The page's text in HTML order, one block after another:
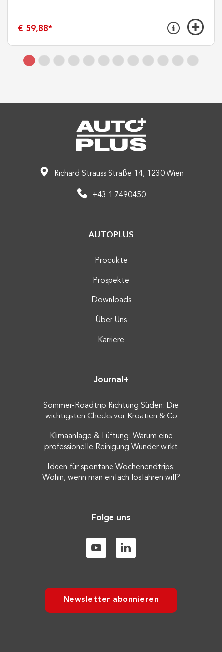
€ 59,88*
Richard Strauss Straße 14, 1230 Wien
+43 1 7490450
AUTOPLUS
Produkte
Prospekte
Downloads
Über Uns
Karriere
Journal+
Sommer-Roadtrip Richtung Süden: Die
wichtigsten Checks vor Kroatien & Co
Klimaanlage & Lüftung: Warum eine
professionelle Reinigung Wunder wirkt
Ideen für spontane Wochenendtrips:
Wohin, wenn man einfach losfahren will?
Folge uns
Newsletter abonnieren